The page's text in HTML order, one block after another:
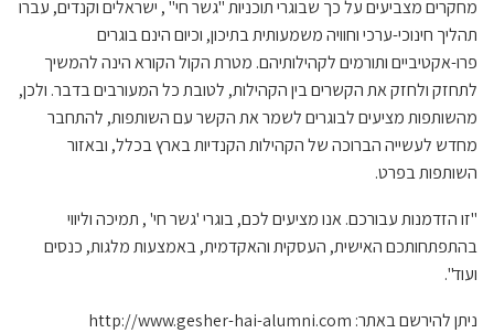
מחקרים מצביעים על כך שבוגרי תוכניות "גשר חי" , ישראלים וקנדים, עברו
תהליך חינוכי-ערכי וחוויה משמעותית בתיכון, וכיום הינם בוגרים
פרו-אקטיביים ותורמים לקהילותיהם. מטרת הקול הקורא הינה להמשיך
לתחזק ולחזק את הקשרים בין הקהילות, לטובת כל המעורבים בדבר. ולכן,
מהשותפות מציעים לבוגרים לשמר את הקשר עם השותפות, להתחבר
מחדש לעשייה הברוכה של הקהילות הקנדיות בארץ בכלל, ובאזור
השותפות בפרט.
"זו הזדמנות עבורכם. אנו מציעים לכם, בוגרי 'גשר חי' , תמיכה וליווי
בהתפתחותכם האישית, העסקית והאקדמית, באמצעות מלגות, כנסים
ועוד".
ניתן להירשם באתר: http://www.gesher-hai-alumni.com